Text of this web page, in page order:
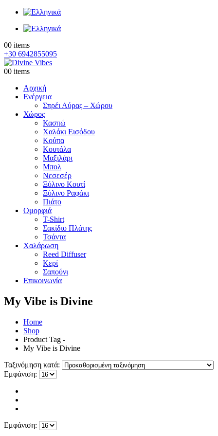
00 items
+30 6942855095
00 items
Αρχική
Ενέργεια
Σπρέι Αύρας – Χώρου
Χώρος
Κασπώ
Χαλάκι Εισόδου
Κούπα
Κουτάλα
Μαξιλάρι
Μπολ
Νεσεσέρ
Ξύλινο Κουτί
Ξύλινο Ραφάκι
Πιάτο
Ομορφιά
T-Shirt
Σακίδιο Πλάτης
Τσάντα
Χαλάρωση
Reed Diffuser
Κερί
Σαπούνι
Επικοινωνία
My Vibe is Divine
Home
Shop
Product Tag -
My Vibe is Divine
Ταξινόμηση κατά:
Εμφάνιση:
Εμφάνιση: